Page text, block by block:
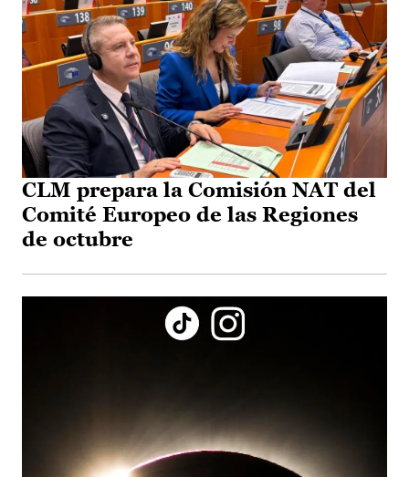
CLM prepara la Comisión NAT del
Comité Europeo de las Regiones
de octubre